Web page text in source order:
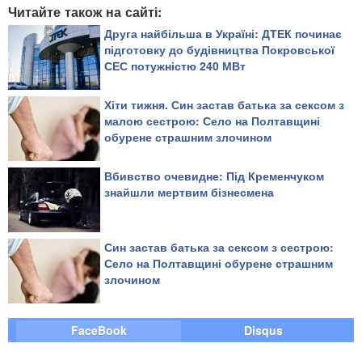
Читайте також на сайті:
Друга найбільша в Україні: ДТЕК починає
підготовку до будівництва Покровської
СЕС потужністю 240 МВт
Хіти тижня. Син застав батька за сексом з
малою сестрою: Село на Полтавщині
обурене страшним злочином
Вбивство очевидне: Під Кременчуком
знайшли мертвим бізнесмена
Син застав батька за сексом з сестрою:
Село на Полтавщині обурене страшним
злочином
FaceBook Disqus